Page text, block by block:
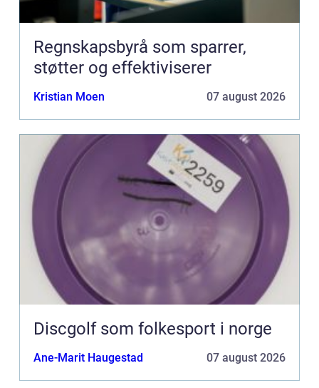
Regnskapsbyrå som sparrer,
støtter og effektiviserer
Kristian Moen 07 august 2026
Discgolf som folkesport i norge
Ane-Marit Haugestad 07 august 2026